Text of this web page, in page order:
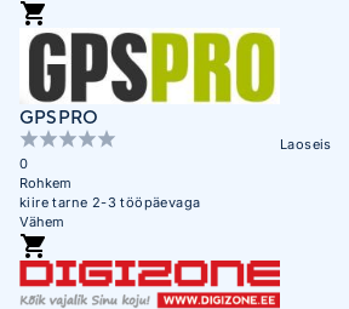
GPSPRO
0
Rohkem
kiire tarne 2-3 tööpäevaga
Vähem
Laoseis